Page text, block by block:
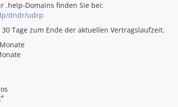
.help-Domains finden Sie bei:
dndr/udrp
Tage zum Ende der aktuellen Vertragslaufzeit.
*